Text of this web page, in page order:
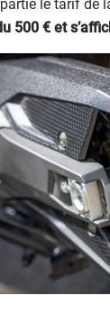
le tarif de
500 € et